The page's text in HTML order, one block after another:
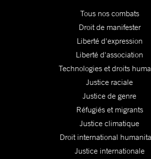
Tous nos combats
Droit de manifester
Liberté d'expression
Liberté d'association
Technologies et droits
Justice raciale
Justice de genre
Réfugiés et migrants
Justice climatique
Droit international
Justice internationale